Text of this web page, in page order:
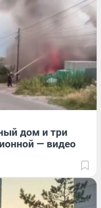
дом и три
— видео